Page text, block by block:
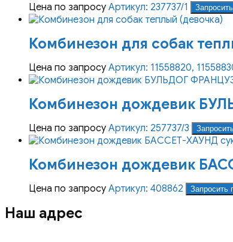
Цена по запросу Артикул: 237737/1
Комбинезон для собак
Цена по запросу Артикул: 11558820,
Комбинезон дождевик
Цена по запросу Артикул: 257737/3
Комбинезон дождевик
Цена по запросу Артикул: 408862 Запросить
Наш адрес